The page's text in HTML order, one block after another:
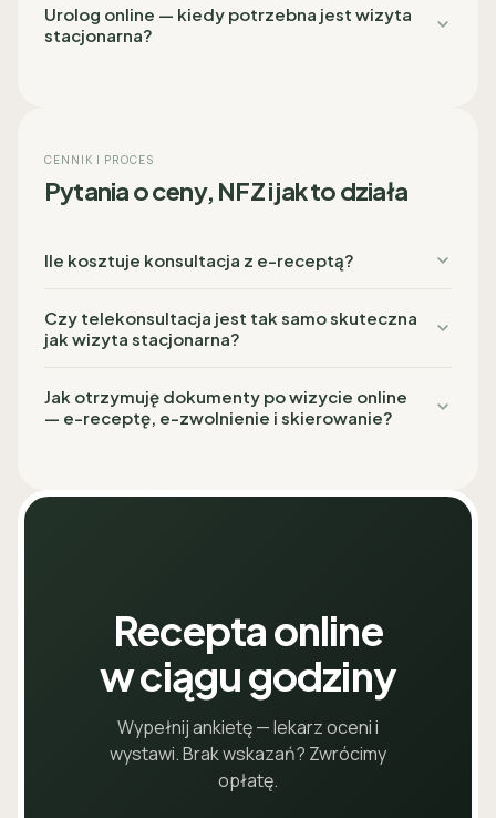
Urolog online — kiedy potrzebna jest wizyta
stacjonarna?
CENNIK I PROCES
Pytania o ceny, NFZ i jak to działa
Ile kosztuje konsultacja z e-receptą?
Czy telekonsultacja jest tak samo skuteczna
jak wizyta stacjonarna?
Jak otrzymuję dokumenty po wizycie online
— e-receptę, e-zwolnienie i skierowanie?
Recepta online
w ciągu godziny
Wypełnij ankietę — lekarz oceni i
wystawi. Brak wskazań? Zwrócimy
opłatę.